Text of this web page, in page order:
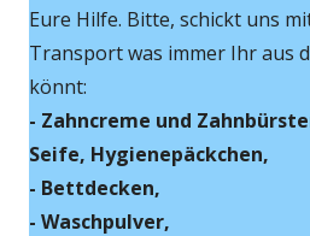
Eure Hilfe. Bitte, schickt uns
Transport was immer Ihr aus
könnt:
- Zahncreme und
Seife, Hygienepäckchen,
- Bettdecken,
- Waschpulver,